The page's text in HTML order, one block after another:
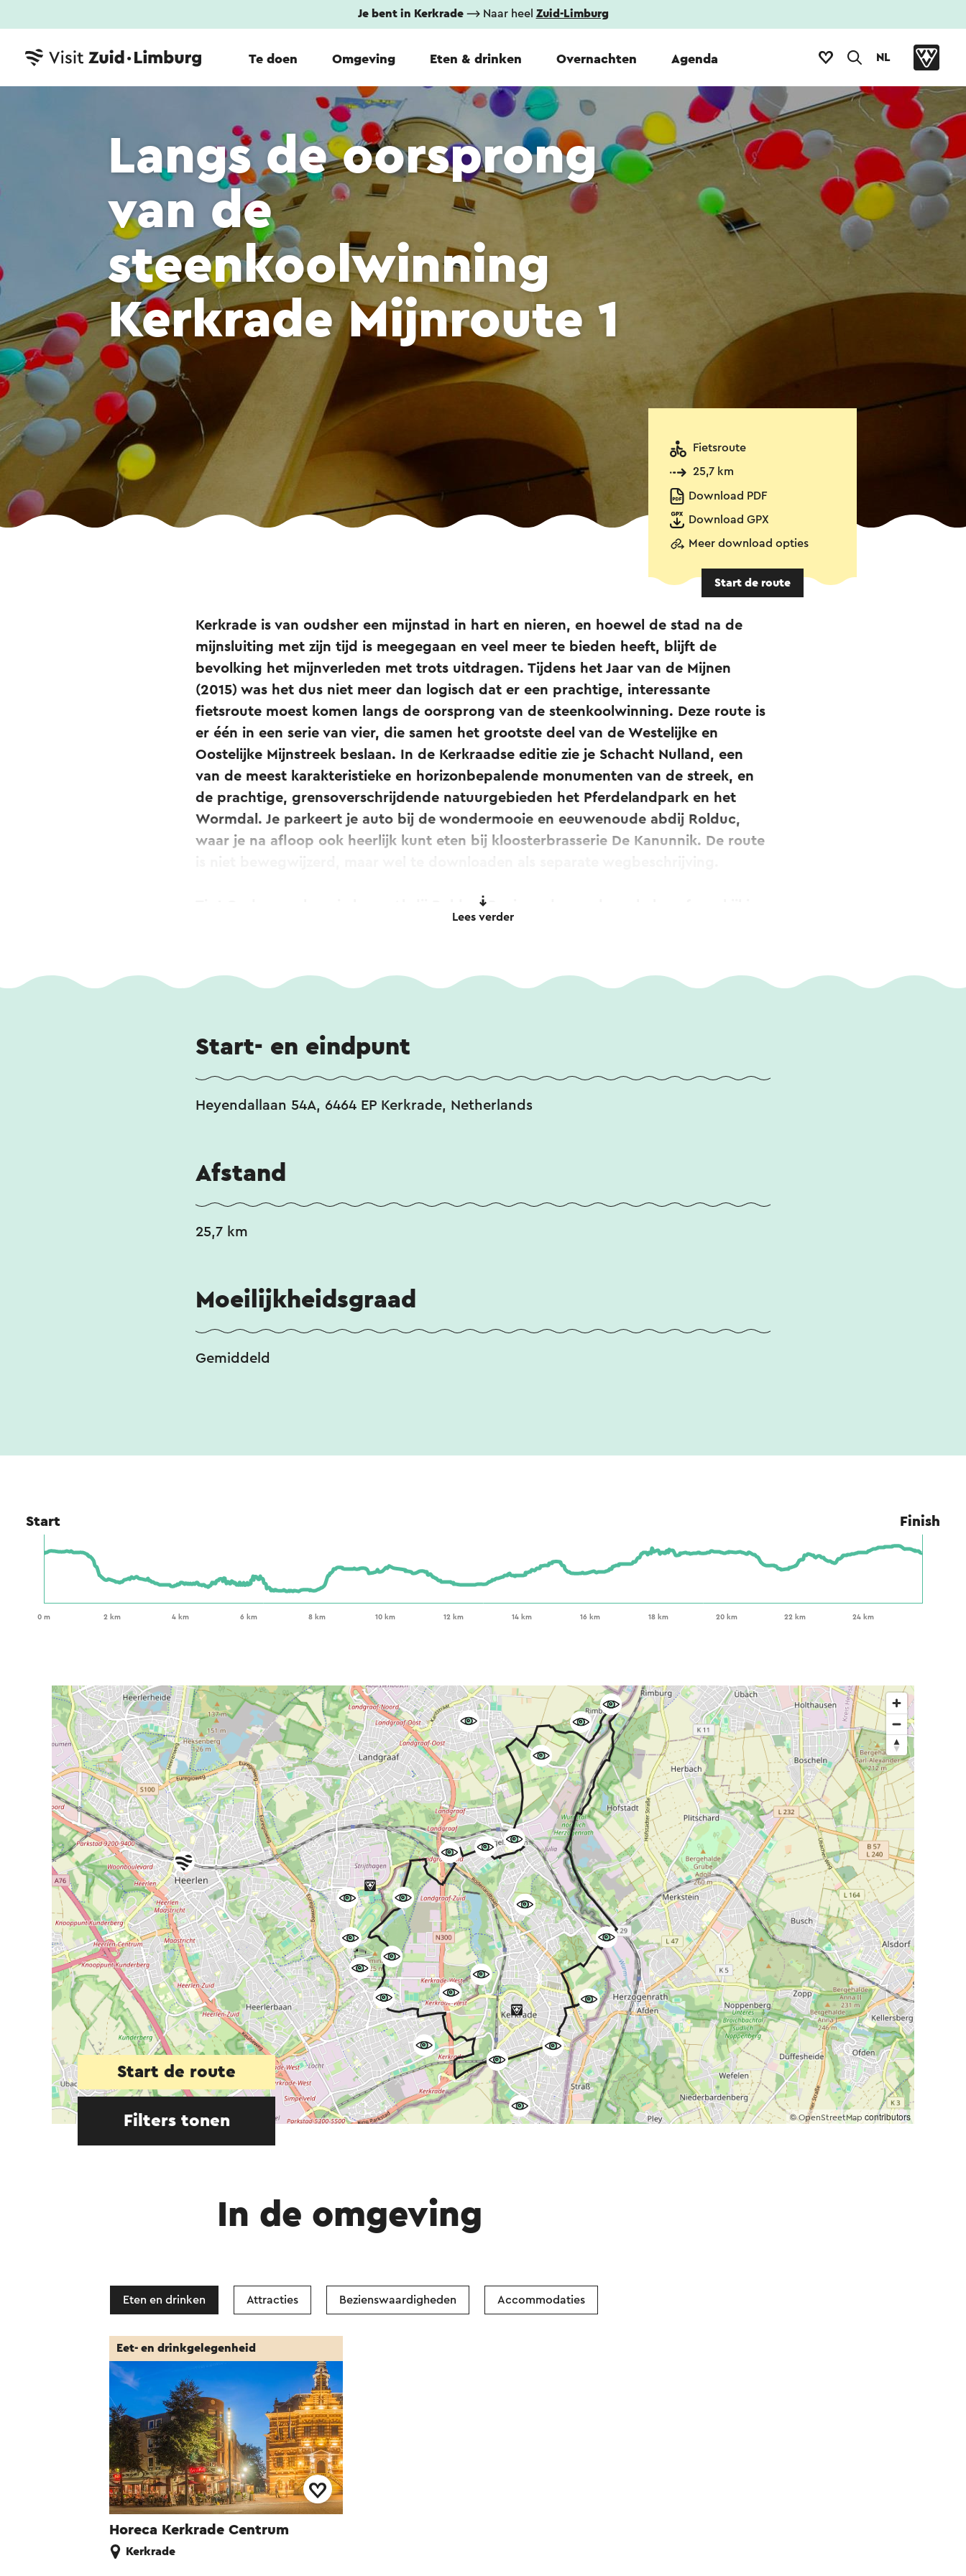
Je bent in Kerkrade⟶ Naar heel Zuid-Limburg
Te doen Omgeving Eten & drinken Overnachten Agenda NL
Langs de oorsprong
van de
steenkoolwinning
Kerkrade Mijnroute 1
Fietsroute
25,7 km
Download PDF
Download GPX
Meer download opties
Start de route
Kerkrade is van oudsher een mijnstad in hart en nieren, en hoewel de stad na de
mijnsluiting met zijn tijd is meegegaan en veel meer te bieden heeft, blijft de
bevolking het mijnverleden met trots uitdragen. Tijdens het Jaar van de Mijnen
(2015) was het dus niet meer dan logisch dat er een prachtige, interessante
fietsroute moest komen langs de oorsprong van de steenkoolwinning. Deze route is
er één in een serie van vier, die samen het grootste deel van de Westelijke en
Oostelijke Mijnstreek beslaan. In de Kerkraadse editie zie je Schacht Nulland, een
van de meest karakteristieke en horizonbepalende monumenten van de streek, en
de prachtige, grensoverschrijdende natuurgebieden het Pferdelandpark en het
Wormdal. Je parkeert je auto bij de wondermooie en eeuwenoude abdij Rolduc,
waar je na afloop ook heerlijk kunt eten bij kloosterbrasserie De Kanunnik. De route
. Benieuwd naar de verhalen of een kijkje
Lees verder
Start- en eindpunt
Heyendallaan 54A, 6464 EP Kerkrade, Netherlands
Afstand
25,7 km
Moeilijkheidsgraad
Gemiddeld
Start Finish
©OpenStreetMap contributors
Start de route
Filters tonen
In de omgeving
Eten en drinken Attracties Bezienswaardigheden Accommodaties
Horeca Kerkrade Centrum
Eet- en drinkgelegenheid
Kerkrade